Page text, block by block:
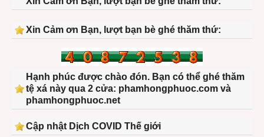
Xin Cảm ơn Bạn, lượt bạn bè ghé thăm thứ:
Hạnh phúc được chào đón. Bạn có thể ghé thăm
tệ xá này qua 2 cửa: phamhongphuoc.com và
phamhongphuoc.net
Cập nhật Dịch COVID Thế giới